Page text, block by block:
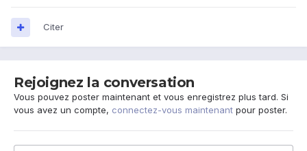
Citer
Rejoignez la conversation
Vous pouvez poster maintenant et vous enregistrez plus tard. Si
vous avez un compte, connectez-vous maintenant pour poster.